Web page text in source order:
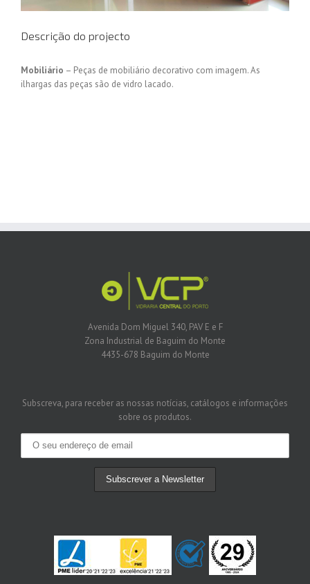
Descrição do projecto
Mobiliário – Peças de mobiliário decorativo com imagem. As
ilhargas das peças são de vidro lacado.
Avenida Dom Miguel 340, PAV E e F
Zona Industrial de Baguim do Monte
4435-678 Baguim do Monte
Subscreva, para receber as nossas notícias, catálogos e informações
sobre os produtos.